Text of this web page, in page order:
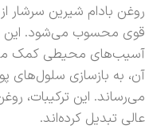
قوی محسوب می‌شود. این
آن، به بازسازی سلول‌های
می‌رساند. این ترکیبات،
عالی تبدیل کرده‌اند.